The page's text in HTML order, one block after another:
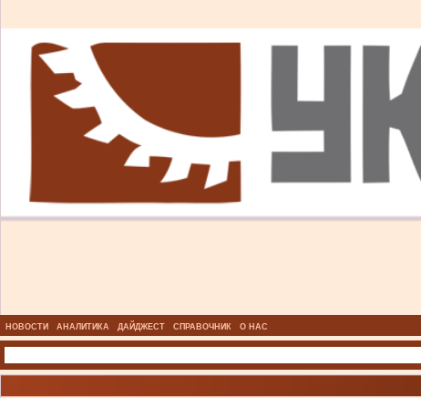
НОВОСТИ АНАЛИТИКА ДАЙДЖЕСТ СПРАВОЧНИК О НАС